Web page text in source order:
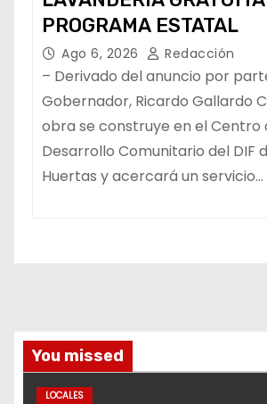
PROGRAMA ESTATAL
Ago 6, 2026 Redacción
– Derivado del anuncio por
Gobernador, Ricardo Gallardo
obra se construye en el Centro
Desarrollo Comunitario del DIF
Huertas y acercará un servicio…
You missed
LOCALES